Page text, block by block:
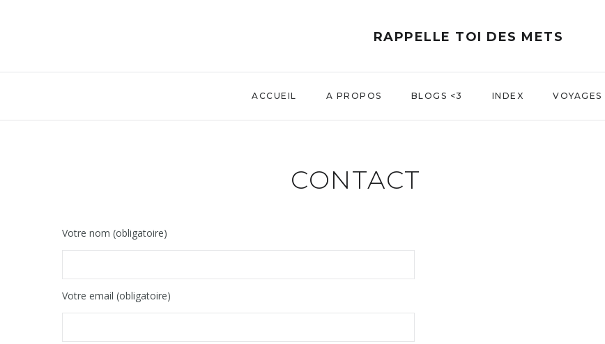
RAPPELLE TOI DES METS
ACCUEIL A PROPOS BLOGS <3 INDEX VOYAGES
CONTACT
Votre nom (obligatoire)
Votre email (obligatoire)